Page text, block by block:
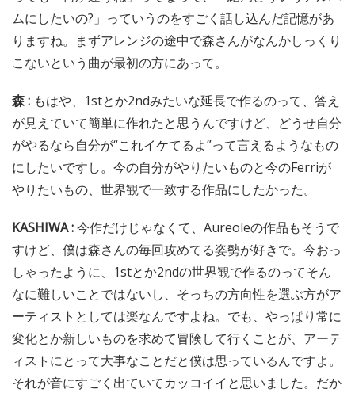
ムにしたいの?」っていうのをすごく話し込んだ記憶があ
りますね。まずアレンジの途中で森さんがなんかしっくり
こないという曲が最初の方にあって。
森 : もはや、1stとか2ndみたいな延長で作るのって、答え
が見えていて簡単に作れたと思うんですけど、どうせ自分
がやるなら自分が“これイケてるよ”って言えるようなもの
にしたいですし。今の自分がやりたいものと今のFerriが
やりたいもの、世界観で一致する作品にしたかった。
KASHIWA :今作だけじゃなくて、Aureoleの作品もそうで
すけど、僕は森さんの毎回攻めてる姿勢が好きで。今おっ
しゃったように、1stとか2ndの世界観で作るのってそん
なに難しいことではないし、そっちの方向性を選ぶ方がア
ーティストとしては楽なんですよね。でも、やっぱり常に
変化とか新しいものを求めて冒険して行くことが、アーテ
ィストにとって大事なことだと僕は思っているんですよ。
それが音にすごく出ていてカッコイイと思いました。だか